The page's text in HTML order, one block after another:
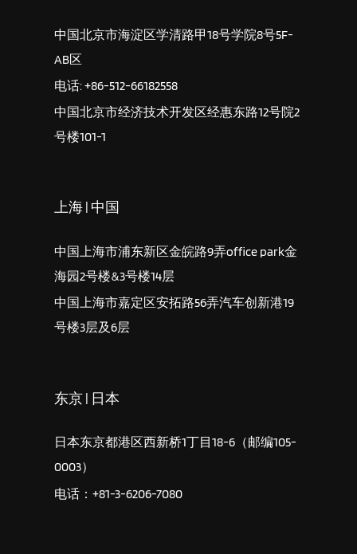
中国北京市海淀区学清路甲18号学院8号5F-
AB区
电话: +86-512-66182558
中国北京市经济技术开发区经惠东路12号院2
号楼101-1
上海 | 中国
中国上海市浦东新区金皖路9弄office park金
海园2号楼&3号楼14层
中国上海市嘉定区安拓路56弄汽车创新港19
号楼3层及6层
东京 | 日本
日本东京都港区西新桥1丁目18-6（邮编105-
0003）
电话：+81-3-6206-7080